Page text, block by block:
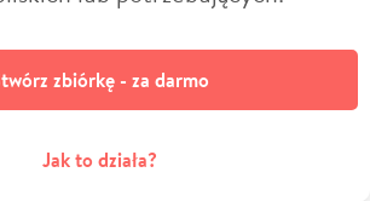
zbiórkę - za darmo
Jak to działa?